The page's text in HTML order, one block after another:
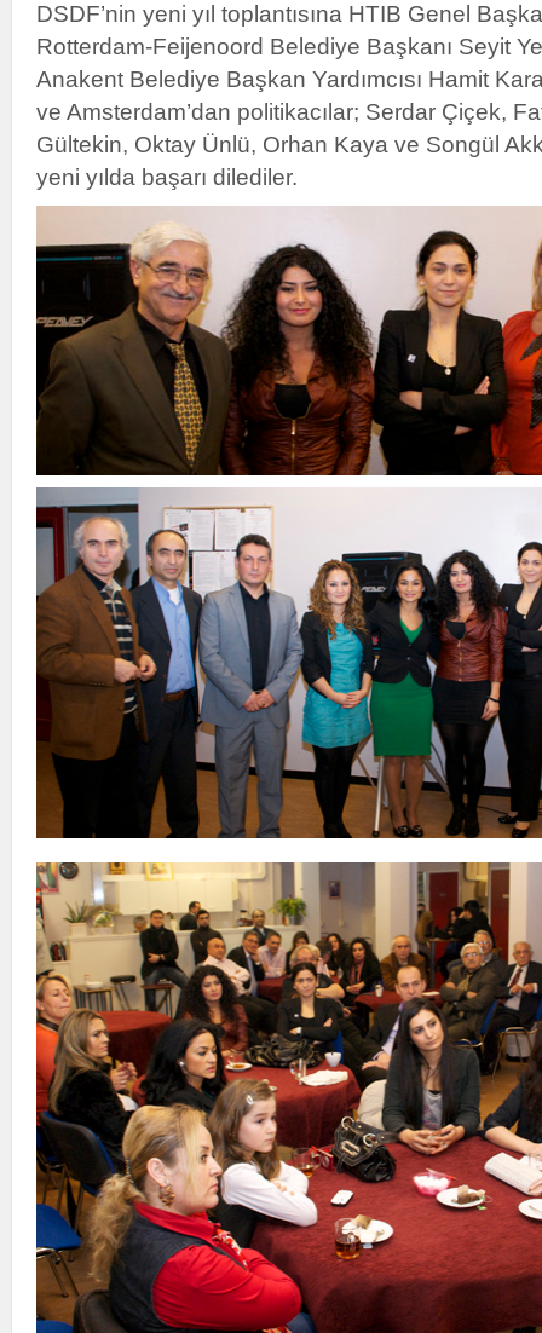
DSDF’nin yeni yıl toplantısına HTIB Genel
Rotterdam-Feijenoord Belediye Başkanı Seyit
Anakent Belediye Başkan Yardımcısı Hamit
ve Amsterdam’dan politikacılar; Serdar Çiçek,
Gültekin, Oktay Ünlü, Orhan Kaya ve Songül
yeni yılda başarı dilediler.